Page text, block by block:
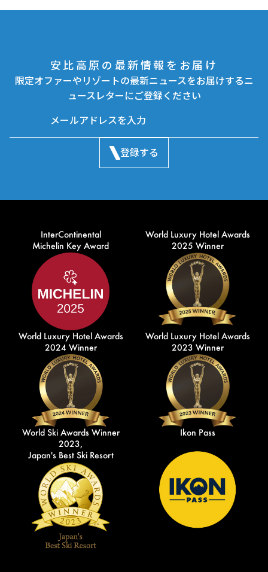
安比高原の最新情報をお届け
限定オファーやリゾートの最新ニュースをお届けするニ
ュースレターにご登録ください
登録する
InterContinental
Michelin Key Award
World Luxury Hotel Awards
2025 Winner
World Luxury Hotel Awards
2024 Winner
World Luxury Hotel Awards
2023 Winner
World Ski Awards Winner
2023,
Japan's Best Ski Resort
Ikon Pass